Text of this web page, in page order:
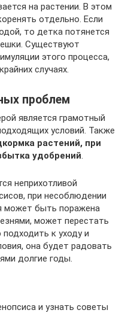
на растении. В этом
отдельно. Если
то детка потянется
Существуют
этого процесса,
случаях.
проблем
является грамотный
условий. Также
растений, при
удобрений.
неприхотливой
при несоблюдении
может быть поражена
может перестать
к уходу и
она будет радовать
долгие годы.
и узнать советы